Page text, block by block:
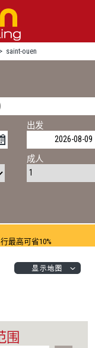
> saint-ouen
出发
成人
最高可省10%
围